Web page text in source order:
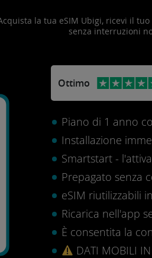
la tua eSIM Ubigi, ricevi il
senza interruzioni
Ottimo
Piano di 1 anno
Installazione
Smartstart -
Prepagato senza
eSIM riutilizzabili
Ricarica nell'app
È consentita la
DATI MOBILI